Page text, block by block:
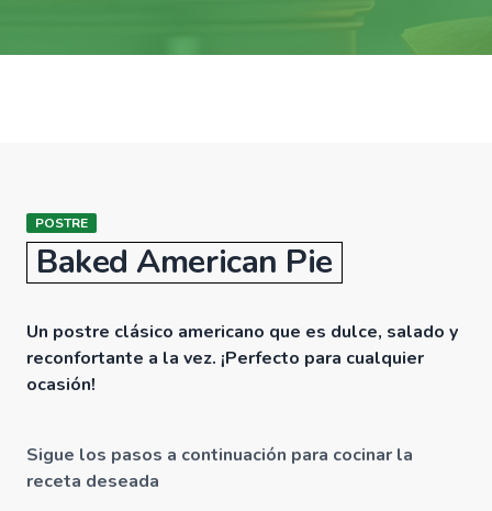
POSTRE
Baked American Pie
Un postre clásico americano que es dulce, salado y
reconfortante a la vez. ¡Perfecto para cualquier
ocasión!
Sigue los pasos a continuación para cocinar la
receta deseada